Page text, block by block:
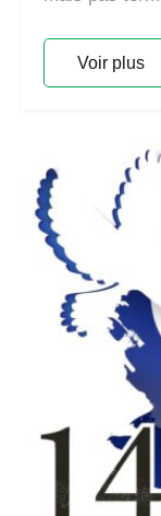
Voir plus